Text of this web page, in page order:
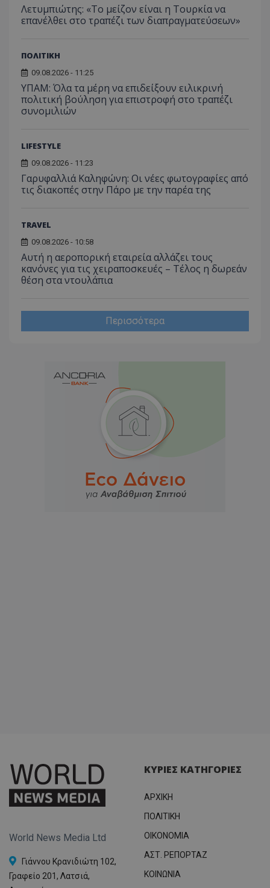
Λετυμπιώτης: «Το μείζον είναι η Τουρκία να
επανέλθει στο τραπέζι των διαπραγματεύσεων»
ΠΟΛΙΤΙΚΗ
09.08.2026 - 11:25
ΥΠΑΜ: Όλα τα μέρη να επιδείξουν ειλικρινή
πολιτική βούληση για επιστροφή στο τραπέζι
συνομιλιών
LIFESTYLE
09.08.2026 - 11:23
Γαρυφαλλιά Καληφώνη: Οι νέες φωτογραφίες από
τις διακοπές στην Πάρο με την παρέα της
TRAVEL
09.08.2026 - 10:58
Αυτή η αεροπορική εταιρεία αλλάζει τους
κανόνες για τις χειραποσκευές – Τέλος η δωρεάν
θέση στα ντουλάπια
Περισσότερα
World News Media Ltd
Γιάννου Κρανιδιώτη 102,
Γραφείο 201, Λατσιά,
ΚΥΡΙΕΣ ΚΑΤΗΓΟΡΙΕΣ
ΑΡΧΙΚΗ
ΠΟΛΙΤΙΚΗ
OIKONOMIA
ΑΣΤ. ΡΕΠΟΡΤΑΖ
ΚΟΙΝΩΝΙΑ